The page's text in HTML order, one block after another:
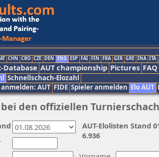
CHN CRO CZE DEN ENG ESP FAI FIN FRA GER GRE INA ITA
Database AUT championship Pictures FAQ
Schnellschach-Elozahl
AUT FIDE Spieler anmelden Elo AUT
den offiziellen
AUT-Elolisten Stand
6.936